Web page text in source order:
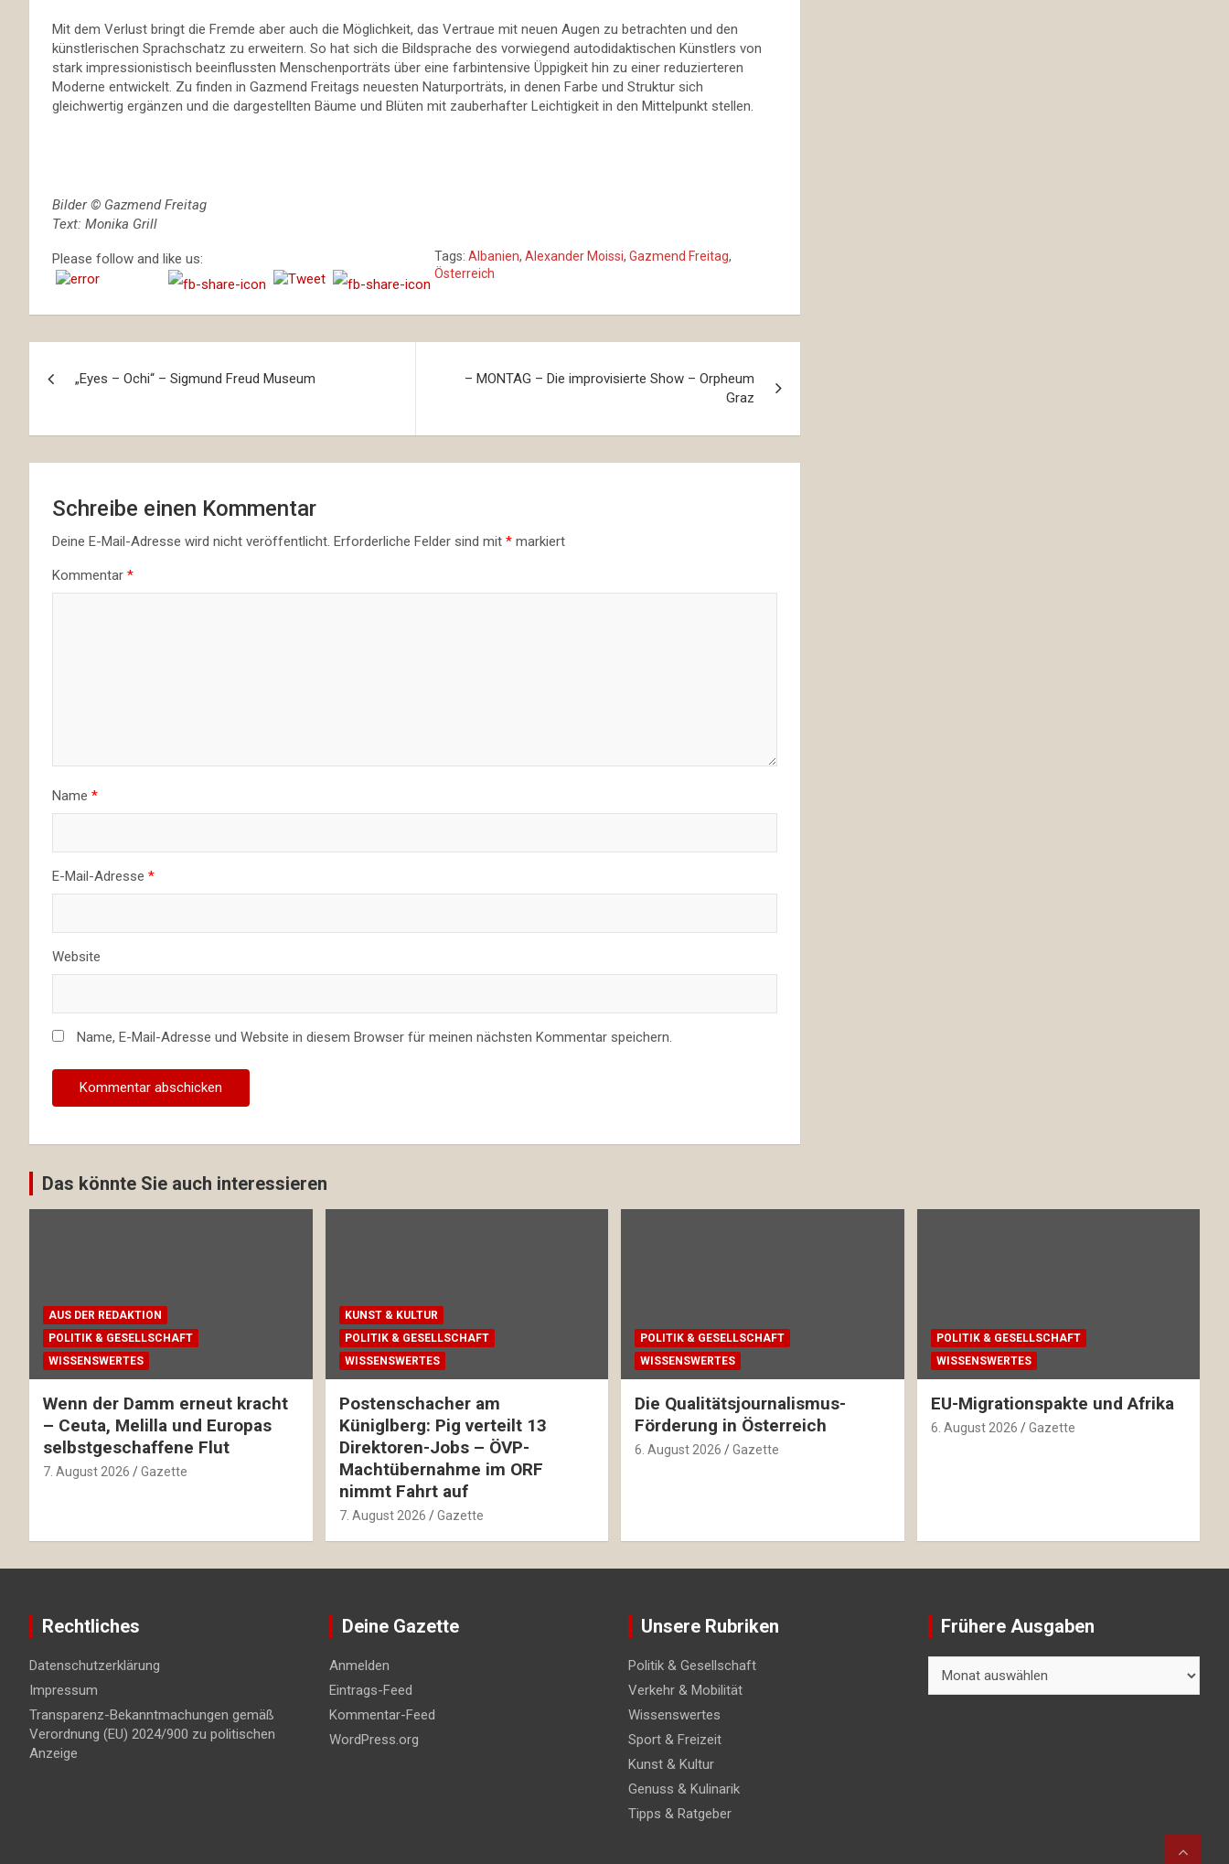
Mit dem Verlust bringt die Fremde aber auch die Möglichkeit, das Vertraue mit neuen Augen zu betrachten und den
künstlerischen Sprachschatz zu erweitern. So hat sich die Bildsprache des vorwiegend autodidaktischen Künstlers von
stark impressionistisch beeinflussten Menschenporträts über eine farbintensive Üppigkeit hin zu einer reduzierteren
Moderne entwickelt. Zu finden in Gazmend Freitags neuesten Naturporträts, in denen Farbe und Struktur sich
gleichwertig ergänzen und die dargestellten Bäume und Blüten mit zauberhafter Leichtigkeit in den Mittelpunkt stellen.
Bilder © Gazmend Freitag
Text: Monika Grill
Please follow and like us: Tags: Albanien, Alexander Moissi, Gazmend Freitag,
Österreich
„Eyes – Ochi“ – Sigmund Freud Museum
– MONTAG – Die improvisierte Show – Orpheum
Graz
Schreibe einen Kommentar
Deine E-Mail-Adresse wird nicht veröffentlicht. Erforderliche Felder sind mit * markiert
Kommentar *
Name *
E-Mail-Adresse *
Website
Name, E-Mail-Adresse und Website in diesem Browser für meinen nächsten Kommentar speichern.
Das könnte Sie auch interessieren
AUS DER REDAKTION
POLITIK & GESELLSCHAFT
WISSENSWERTES
Wenn der Damm erneut kracht
– Ceuta, Melilla und Europas
selbstgeschaffene Flut
7. August 2026 Gazette
KUNST & KULTUR
POLITIK & GESELLSCHAFT
WISSENSWERTES
Postenschacher am
Küniglberg: Pig verteilt 13
Direktoren-Jobs – ÖVP-
Machtübernahme im ORF
nimmt Fahrt auf
7. August 2026 Gazette
POLITIK & GESELLSCHAFT
WISSENSWERTES
Die Qualitätsjournalismus-
Förderung in Österreich
6. August 2026 Gazette
POLITIK & GESELLSCHAFT
WISSENSWERTES
EU-Migrationspakte und Afrika
6. August 2026 Gazette
Rechtliches
Datenschutzerklärung
Impressum
Transparenz-Bekanntmachungen gemäß
Verordnung (EU) 2024/900 zu politischen
Anzeige
Deine Gazette
Anmelden
Eintrags-Feed
Kommentar-Feed
WordPress.org
Unsere Rubriken
Politik & Gesellschaft
Verkehr & Mobilität
Wissenswertes
Sport & Freizeit
Kunst & Kultur
Genuss & Kulinarik
Tipps & Ratgeber
Frühere Ausgaben
Ausgaben